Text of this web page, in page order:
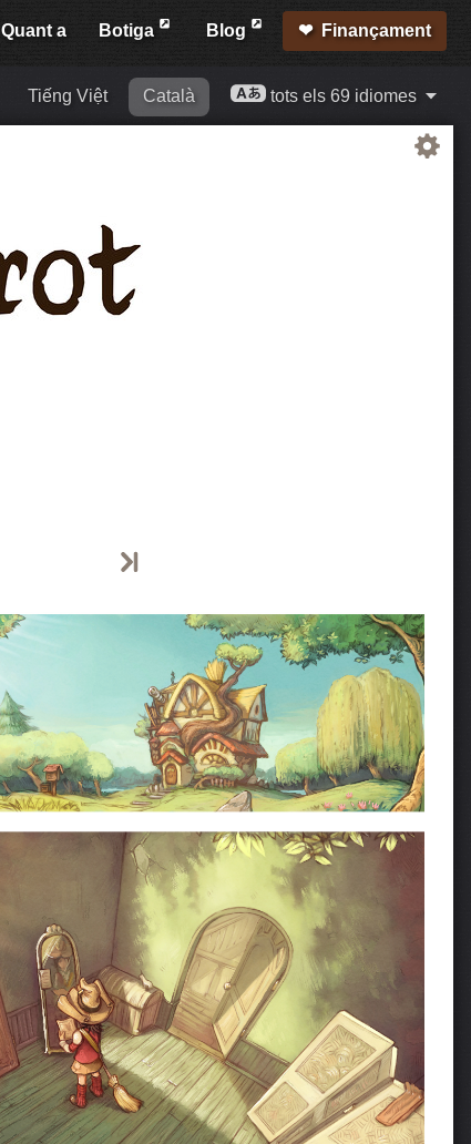
Quant a Botiga Blog Finançament
Tiếng Việt Català tots els 69 idiomes